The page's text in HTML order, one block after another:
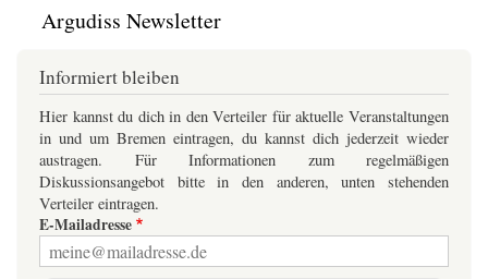
Argudiss Newsletter
Informiert bleiben
Hier kannst du dich in den Verteiler für aktuelle Veranstaltungen
in und um Bremen eintragen, du kannst dich jederzeit wieder
austragen. Für Informationen zum regelmäßigen
Diskussionsangebot bitte in den anderen, unten stehenden
Verteiler eintragen.
E-Mailadresse